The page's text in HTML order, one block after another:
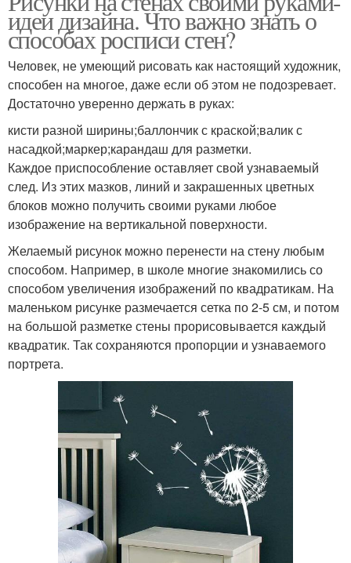
идеи дизайна. Что важно знать о
способах росписи стен?
Человек, не умеющий рисовать как настоящий художник,
способен на многое, даже если об этом не подозревает.
Достаточно уверенно держать в руках:
кисти разной ширины;баллончик с краской;валик с
насадкой;маркер;карандаш для разметки.
Каждое приспособление оставляет свой узнаваемый
след. Из этих мазков, линий и закрашенных цветных
блоков можно получить своими руками любое
изображение на вертикальной поверхности.
Желаемый рисунок можно перенести на стену любым
способом. Например, в школе многие знакомились со
способом увеличения изображений по квадратикам. На
маленьком рисунке размечается сетка по 2-5 см, и потом
на большой разметке стены прорисовывается каждый
квадратик. Так сохраняются пропорции и узнаваемого
портрета.